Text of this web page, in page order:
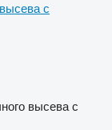
с
высева с